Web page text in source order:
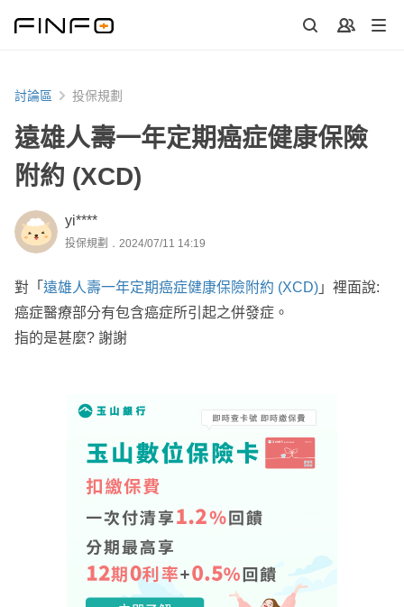
討論區 投保規劃
遠雄人壽一年定期癌症健康保險
附約 (XCD)
yi****
投保規劃．2024/07/11 14:19
對「 遠雄人壽一年定期癌症健康保險附約 (XCD) 」裡面說:
癌症醫療部分有包含癌症所引起之併發症。
指的是甚麼? 謝謝